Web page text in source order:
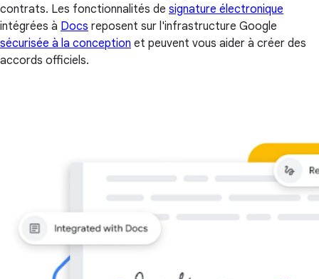
contrats. Les fonctionnalités de signature électronique
intégrées à Docs reposent sur l'infrastructure Google
sécurisée à la conception et peuvent vous aider à créer des
accords officiels.